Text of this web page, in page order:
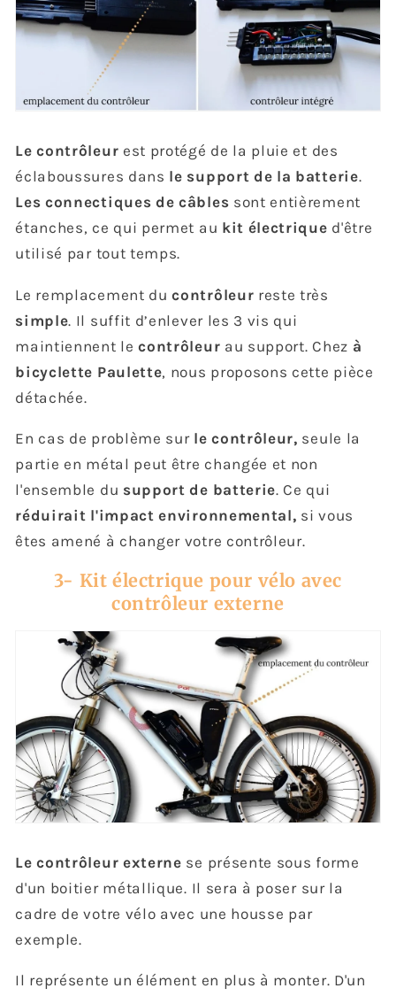
Le contrôleur est protégé de la pluie et des
éclaboussures dans le support de la batterie.
Les connectiques de câbles sont entièrement
étanches, ce qui permet au kit électrique d'être
utilisé par tout temps.
Le remplacement ducontrôleur reste très
simple. Il suffit d’enlever les 3 vis qui
maintiennent lecontrôleur au support. Chez à
bicyclette Paulette, nous proposons cette pièce
détachée.
En cas de problème sur le contrôleur, seule la
partie en métal peut être changée et non
l'ensemble du support de batterie. Ce qui
réduirait l'impact environnemental, si vous
êtes amené à changer votre contrôleur.
3- Kit électrique pour vélo avec
contrôleur externe
Le contrôleur externe se présente sous forme
d'un boitier métallique. Il sera à poser sur la
cadre de votre vélo avec une housse par
exemple.
Il représente un élément en plus à monter. D'un